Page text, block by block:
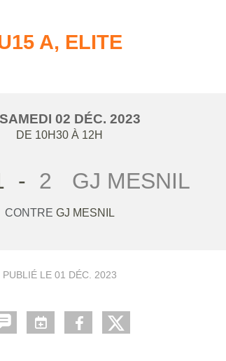
A, ELITE
SAMEDI 02 DÉC. 2023
DE 10H30 À 12H
- 2 GJ MESNIL
CONTRE GJ MESNIL
PUBLIÉ LE 01 DÉC. 2023